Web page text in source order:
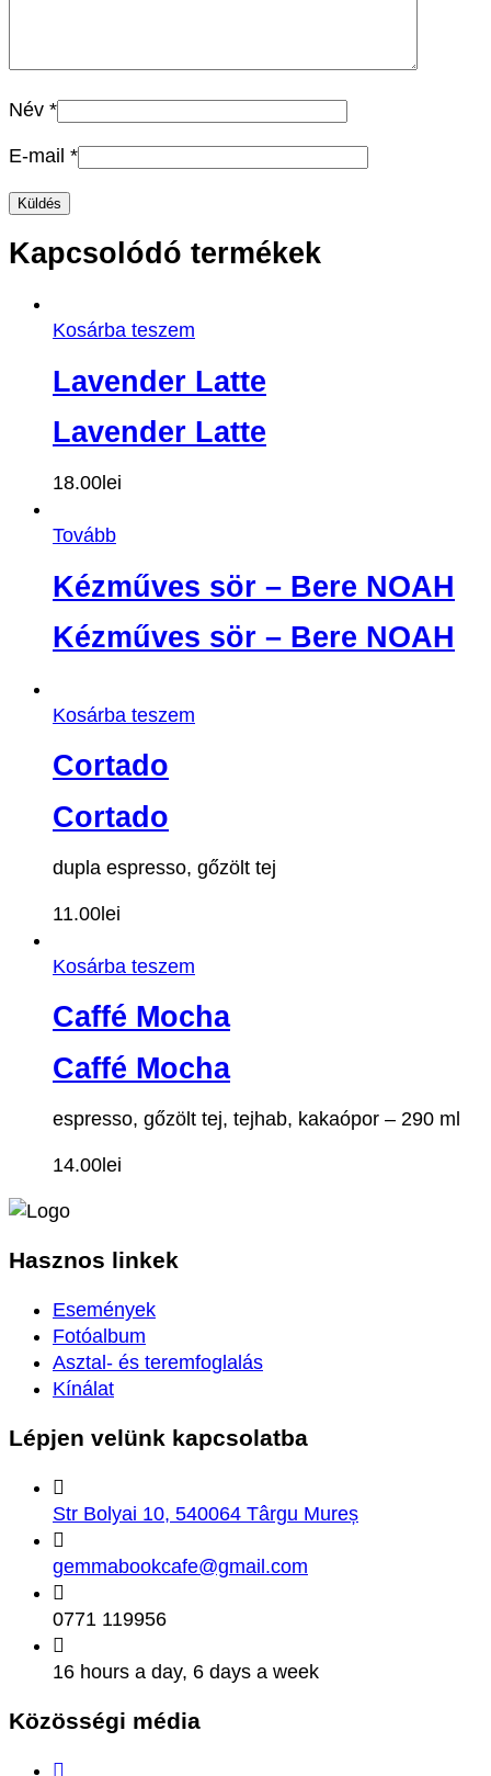
Név *
E-mail *
Kapcsolódó termékek
Kosárba teszem
Lavender Latte
Lavender Latte
18.00 lei
Tovább
Kézműves sör – Bere NOAH
Kézműves sör – Bere NOAH
Kosárba teszem
Cortado
Cortado
dupla espresso, gőzölt tej
11.00lei
Kosárba teszem
Caffé Mocha
Caffé Mocha
espresso, gőzölt tej, tejhab, kakaópor – 290 ml
14.00 lei
Hasznos linkek
Események
Fotóalbum
Asztal- és teremfoglalás
Kínálat
Lépjen velünk kapcsolatba
Str Bolyai 10, 540064 Târgu Mureș
gemmabookcafe@gmail.com
0771 119956
16 hours a day, 6 days a week
Közösségi média